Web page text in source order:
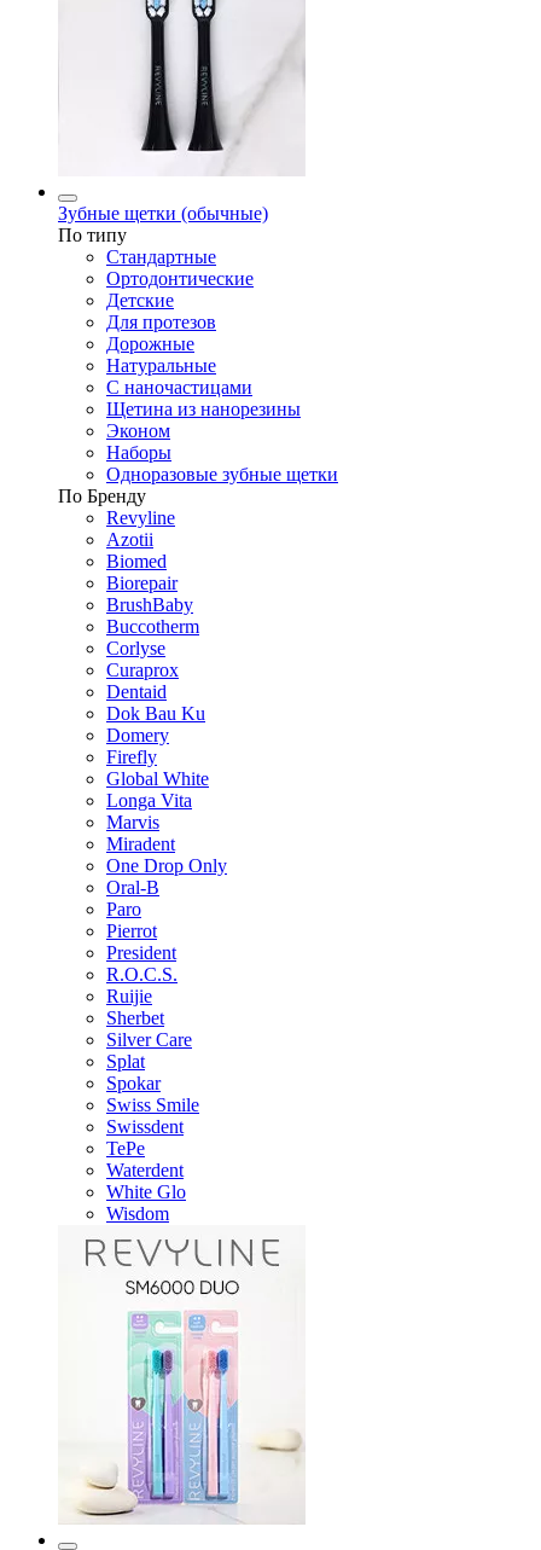
Зубные щетки (обычные)
По типу
Стандартные
Ортодонтические
Детские
Для протезов
Дорожные
Натуральные
С наночастицами
Щетина из нанорезины
Эконом
Наборы
Одноразовые зубные щетки
По Бренду
Revyline
Azotii
Biomed
Biorepair
BrushBaby
Buccotherm
Corlyse
Curaprox
Dentaid
Dok Bau Ku
Domery
Firefly
Global White
Longa Vita
Marvis
Miradent
One Drop Only
Oral-B
Paro
Pierrot
President
R.O.C.S.
Ruijie
Sherbet
Silver Care
Splat
Spokar
Swiss Smile
Swissdent
TePe
Waterdent
White Glo
Wisdom